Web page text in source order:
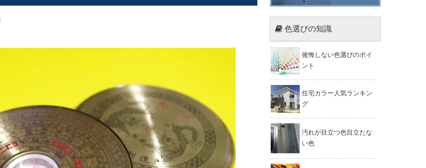
色選びの知識
後悔しない色選びのポイ
ント
住宅カラー人気ランキン
グ
汚れが目立つ色目立たな
い色